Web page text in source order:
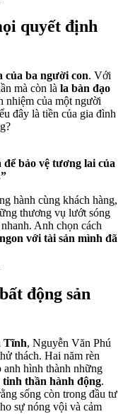
quyết định
của ba người con. Với
mà còn là la bàn đạo
nhiệm của một người
đây là tiền của gia đình
bảo vệ tương lai của
hành cùng khách hàng,
thương vụ lướt sóng
Anh chọn cách
với tài sản mình đã
động sản
Tĩnh, Nguyễn Văn Phú
thách. Hai năm rèn
anh hình thành những
thần hành động.
sống còn trong đầu tư
sự nóng vội và cảm